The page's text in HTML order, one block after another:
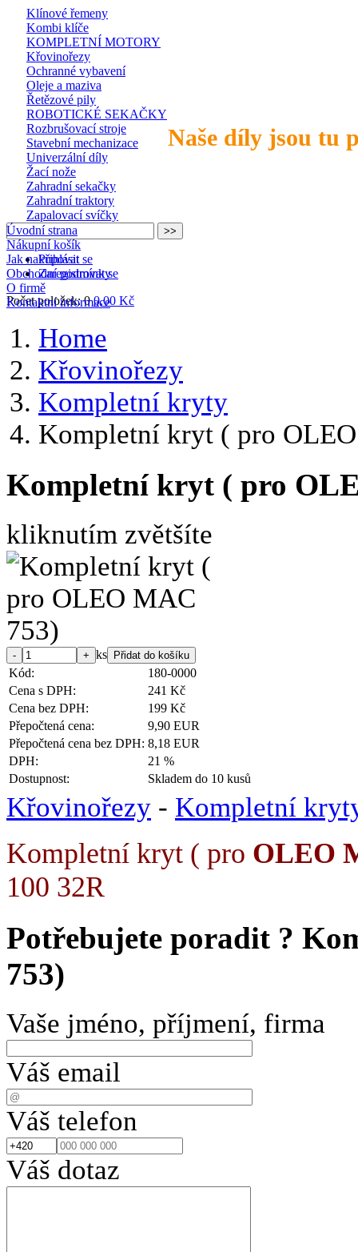
Naše díly jsou tu
Klínové řemeny
Kombi klíče
KOMPLETNÍ MOTORY
Křovinořezy
Ochranné vybavení
Oleje a maziva
Řetězové pily
ROBOTICKÉ SEKAČKY
Rozbrušovací stroje
Stavební mechanizace
Univerzální díly
Žací nože
Zahradní sekačky
Zahradní traktory
Zapalovací svíčky
Přihlásit se
Zaregistrovat se
Počet položek: 0 0,00 Kč
Úvodní strana
Nákupní košík
Jak nakupovat
Obchodní podmínky
O firmě
Kontaktní informace
Home
Křovinořezy
Kompletní kryty
Kompletní kryt ( pro
Kompletní kryt ( pro
kliknutím zvětšíte
ks
Kód:
180-0000
Cena s DPH:
241 Kč
Cena bez DPH:
199 Kč
Přepočtená cena:
9,90 EUR
Přepočtená cena bez DPH: 8,18 EUR
DPH:
21 %
Dostupnost:
Skladem do 10 kusů
Křovinořezy - Kompletní
Kompletní kryt ( pro OLEO
100 32R
Potřebujete poradit ?
753)
Vaše jméno, příjmení, firma
Váš email
Váš telefon
Váš dotaz